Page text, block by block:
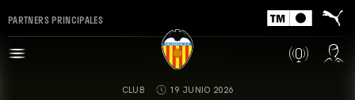
PARTNERS PRINCIPALES
CLUB 19 JUNIO 2026